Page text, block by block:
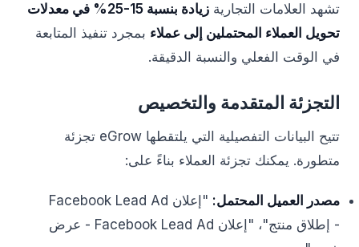
تشهد العلامات التجارية
زيادة بنسبة 15-25% في معدلات
تحويل العملاء المحتملين إلى عملاء بمجرد تنفيذ المتابعة
في الوقت الفعلي والنسبة الدقيقة.
التجزئة المتقدمة والتخصيص
تتيح البيانات التفصيلية التي يلتقطها eGrow تجزئة
متطورة. يمكنك تجزئة العملاء بناءً على:
مصدر العميل المحتمل:
"إعلان Facebook Lead Ad
- إطلاق منتج"، "إعلان Facebook Lead Ad - عرض